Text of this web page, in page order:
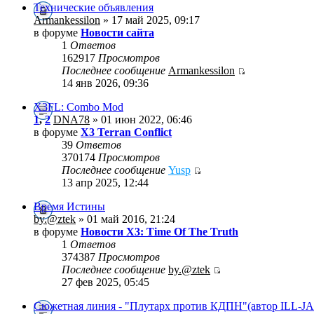
Технические объявления
Armankessilon » 17 май 2025, 09:17
в форуме Новости сайта
1 Ответов
162917 Просмотров
Последнее сообщение Armankessilon
14 янв 2026, 09:36
X3FL: Combo Mod
1,2 DNA78 » 01 июн 2022, 06:46
в форуме X3 Terran Conflict
39 Ответов
370174 Просмотров
Последнее сообщение Yusp
13 апр 2025, 12:44
Время Истины
by.@ztek » 01 май 2016, 21:24
в форуме Новости X3: Time Of The Truth
1 Ответов
374387 Просмотров
Последнее сообщение by.@ztek
27 фев 2025, 05:45
Сюжетная линия - "Плутарх против КДПН"(автор ILL-